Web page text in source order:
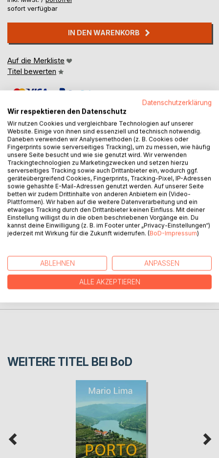
sofort verfügbar
IN DEN WARENKORB
Auf die Merkliste
Titel bewerten
BESCHREIBUNG
Zu Coronazeiten wird in München ein scheußlicher Mord
begangen. Zwei sehr unterschiedliche Kommissare
nehmen sich des Falles an und mit viel Bauchgefühl,
Erfahrung und gegenseitigem Vertrauen lösen sie den Fall
trotz aller Widrigkeiten.
PRESSESTIMMEN
WEITERE TITEL BEI BoD
Datenschutzerklärung
Wir respektieren den Datenschutz
Wir nutzen Cookies und vergleichbare Technologien auf unserer
Website. Einige von ihnen sind essenziell und technisch notwendig.
Daneben verwenden wir Analysemethoden (z. B. Cookies oder
Fingerprints sowie serverseitiges Tracking), um zu messen, wie häufig
unsere Seite besucht und wie sie genutzt wird. Wir verwenden
Trackingtechnologien zu Marketingzwecken und setzen hierzu
serverseitiges Tracking sowie auch Drittanbieter ein, wodurch ggf.
geräteübergreifend Cookies, Fingerprints, Tracking-Pixel, IP-Adressen
sowie gehashte E-Mail-Adressen genutzt werden. Auf unserer Seite
betten wir zudem Drittinhalte von anderen Anbietern ein (Video-
Plattformen). Wir haben auf die weitere Datenverarbeitung und ein
etwaiges Tracking durch den Drittanbieter keinen Einfluss. Mit deiner
Einstellung willigst du in die oben beschriebenen Vorgänge ein. Du
kannst deine Einwilligung (z. B. im Footer unter „Privacy-Einstellungen“)
jederzeit mit Wirkung für die Zukunft widerrufen. (BoD-Impressum)
ABLEHNEN ANPASSEN
ALLE AKZEPTIEREN